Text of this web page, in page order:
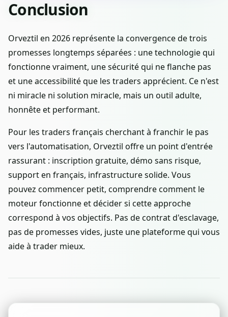
Conclusion
Orveztil en 2026 représente la convergence de trois
promesses longtemps séparées : une technologie qui
fonctionne vraiment, une sécurité qui ne flanche pas
et une accessibilité que les traders apprécient. Ce n'est
ni miracle ni solution miracle, mais un outil adulte,
honnête et performant.
Pour les traders français cherchant à franchir le pas
vers l'automatisation, Orveztil offre un point d'entrée
rassurant : inscription gratuite, démo sans risque,
support en français, infrastructure solide. Vous
pouvez commencer petit, comprendre comment le
moteur fonctionne et décider si cette approche
correspond à vos objectifs. Pas de contrat d'esclavage,
pas de promesses vides, juste une plateforme qui vous
aide à trader mieux.